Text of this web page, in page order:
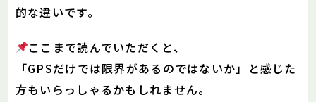
的な違いです。
ここまで読んでいただくと、
「GPSだけでは限界があるのではないか」と感じた
方もいらっしゃるかもしれません。